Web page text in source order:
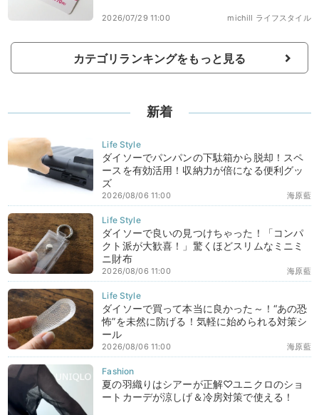
michill ライフスタイル
2026/07/29 11:00
カテゴリランキングをもっと見る
新着
ダイソーでパンパンの下駄箱から脱却！スペ
ースを有効活用！収納力が倍になる便利グッ
ズ
海原藍
2026/08/06 11:00
ダイソーで良いの見つけちゃった！「コンパ
クト派が大歓喜！」驚くほどスリムなミニミ
ニ財布
海原藍
2026/08/06 11:00
ダイソーで買って本当に良かった～！“あの恐
怖”を未然に防げる！気軽に始められる対策シ
ール
海原藍
2026/08/06 11:00
夏の羽織りはシアーが正解♡ユニクロのショ
ートカーデが涼しげ＆冷房対策で使える！